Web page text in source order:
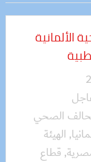
الألمانية
الصحي
, الهيئة
, قطاع